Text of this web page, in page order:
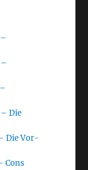
Die
Die Vor-
Cons